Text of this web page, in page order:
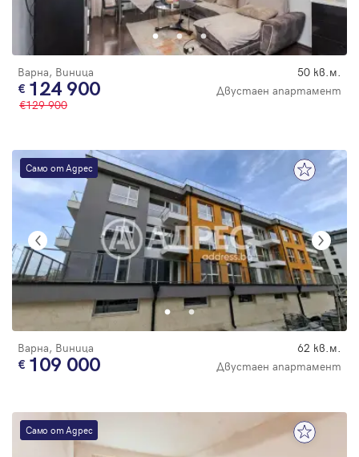
Варна, Виница 50 кв.м.
124 900
Двустаен апартамент
129 900
Само от Адрес
Варна, Виница 62 кв.м.
109 000 Двустаен апартамент
Само от Адрес
Парола
Забравена парола
Регистрация